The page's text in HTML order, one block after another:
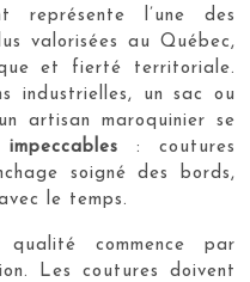
représente l’une des
valorisées au Québec,
et fierté territoriale.
industrielles, un sac ou
artisan maroquinier se
: coutures
soigné des bords,
le temps.
commence par
Les coutures doivent